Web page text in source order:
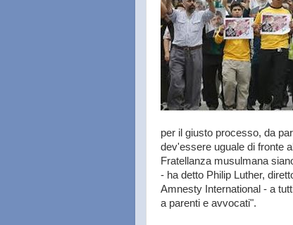
per il giusto processo, da
dev'essere uguale di fronte
Fratellanza musulmana
- ha detto Philip Luther,
Amnesty International - a
a parenti e avvocati".